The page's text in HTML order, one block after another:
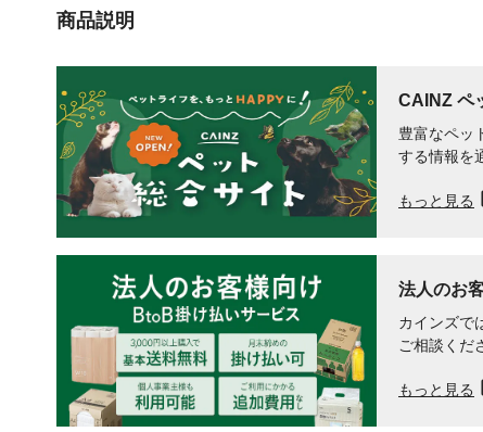
商品説明
CAINZ ペ
豊富なペッ
する情報を
もっと見る
法人のお
カインズで
ご相談くだ
もっと見る